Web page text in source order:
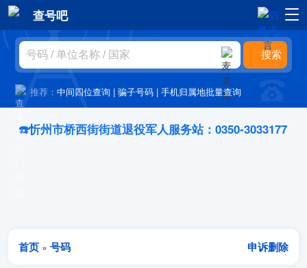
查号吧
推荐：中间四位查询 |骗子号码 |手机归属地批量查询
☎️忻州市桥西街街道退役军人服务站：0350-3033177
首页 » 号码 申诉删除